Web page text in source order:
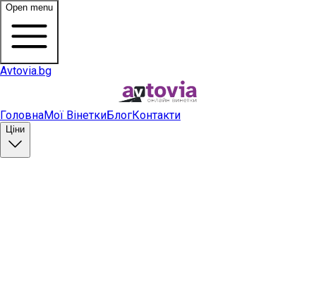
Open menu
Avtovia.bg
ГоловнаМої ВінеткиБлогКонтакти
Ціни